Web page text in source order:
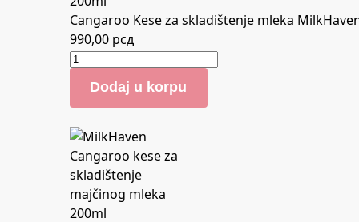
Cangaroo Kese za skladištenje mleka
990,00 рсд
Dodaj u korpu